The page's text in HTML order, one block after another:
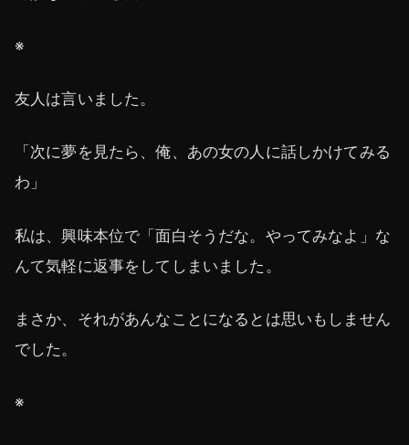
※
友人は言いました。
「次に夢を見たら、俺、あの女の人に話しかけてみる
わ」
私は、興味本位で「面白そうだな。やってみなよ」な
んて気軽に返事をしてしまいました。
まさか、それがあんなことになるとは思いもしません
でした。
※